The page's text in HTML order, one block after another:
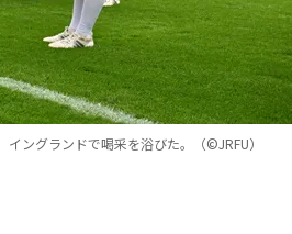
ングランドで喝采を浴びた。（©︎JRFU）